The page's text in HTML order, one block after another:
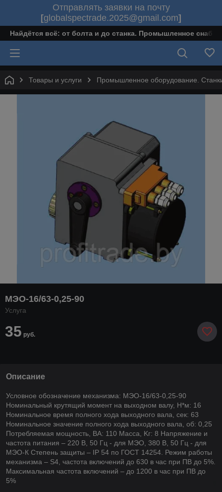
Отправлять заявки на почту
[globalspectrade.2025@gmail.com]
Найдётся всё: от болта и до станка. Промышленное
Товары и услуги Промышленное оборудование.
МЭО-16/63-0,25-90
Услуга
35 руб.
Описание
Условное обозначение механизма: МЭО-16/63-0,25-90
Номинальный крутящий момент на выходном валу, Н*м: 16
Номинальное время полного хода выходного вала, сек: 63
Номинальное значение полного хода выходного вала, об: 0,25
Потребляемая мощность, ВА: 110 Macca, Kг: 8 Напряжение и
частота питания – 220 В, 50 Гц - для МЭО, 380 В, 50 Гц - для
МЭО-К Степень защиты – IP 54 по ГОСТ 14254. Режим работы
механизма – S4, частота включений до 630 в час при ПВ до 5%.
Максимальная частота включений – до 1200 в час при ПВ до
5%